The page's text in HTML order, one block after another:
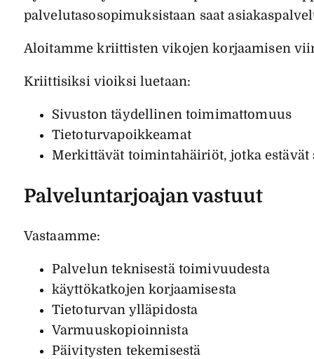
palvelutasosopimuksistaan saat
Aloitamme kriittisten vikojen korjaamisen
Kriittisiksi vioiksi luetaan:
Sivuston täydellinen toimimattomuus
Tietoturvapoikkeamat
Merkittävät toimintahäiriöt, jotka
Palveluntarjoajan vastuut
Vastaamme:
Palvelun teknisestä toimivuudesta
käyttökatkojen korjaamisesta
Tietoturvan ylläpidosta
Varmuuskopioinnista
Päivitysten tekemisestä